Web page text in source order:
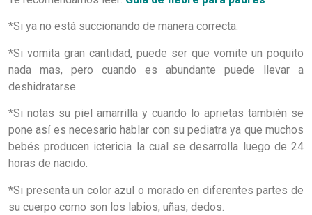
*Si ya no está succionando de manera correcta.
*Si vomita gran cantidad, puede ser que vomite un poquito
nada mas, pero cuando es abundante puede llevar a
deshidratarse.
*Si notas su piel amarrilla y cuando lo aprietas también se
pone así es necesario hablar con su pediatra ya que muchos
bebés producen ictericia la cual se desarrolla luego de 24
horas de nacido.
*Si presenta un color azul o morado en diferentes partes de
su cuerpo como son los labios, uñas, dedos.